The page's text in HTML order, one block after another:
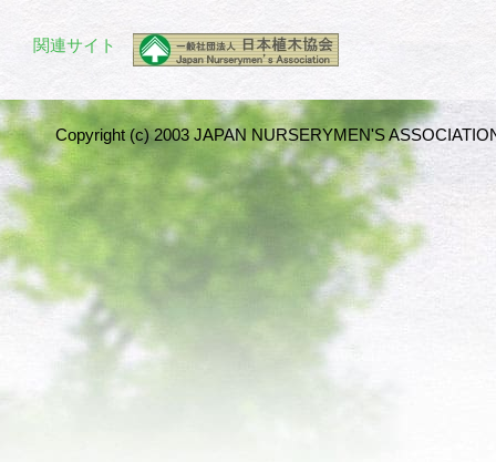
関連サイト
Copyright (c) 2003 JAPAN NURSERYMEN'S